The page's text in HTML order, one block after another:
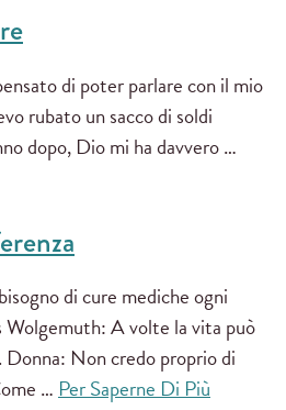
di poter parlare con il mio
rubato un sacco di soldi
dopo, Dio mi ha davvero …
di cure mediche ogni
A volte la vita può
Non credo proprio di
…Per Saperne Di Più